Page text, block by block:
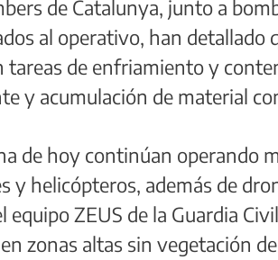
de Catalunya, junto a
al operativo, han detallado
de enfriamiento y
y acumulación de material
de hoy continúan operando
y helicópteros, además de
ZEUS de la Guardia
zonas altas sin vegetación